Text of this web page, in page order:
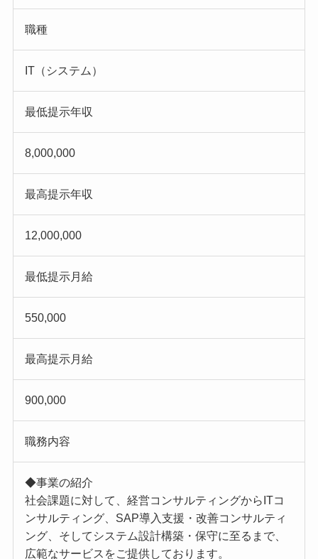
職種
IT（システム）
最低提示年収
8,000,000
最高提示年収
12,000,000
最低提示月給
550,000
最高提示月給
900,000
職務内容
◆事業の紹介
社会課題に対して、経営コンサルティングからITコ
ンサルティング、SAP導入支援・改善コンサルティ
ング、そしてシステム設計構築・保守に至るまで、
広範なサービスをご提供しております。